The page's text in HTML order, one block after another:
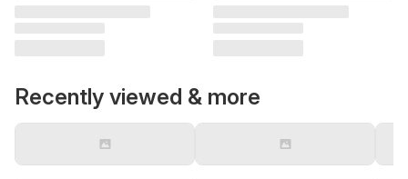
Recently viewed & more